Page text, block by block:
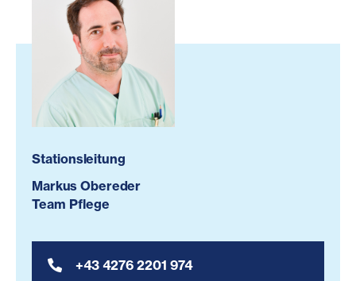
Stationsleitung
Markus Obereder
Team Pflege
+43 4276 2201 974